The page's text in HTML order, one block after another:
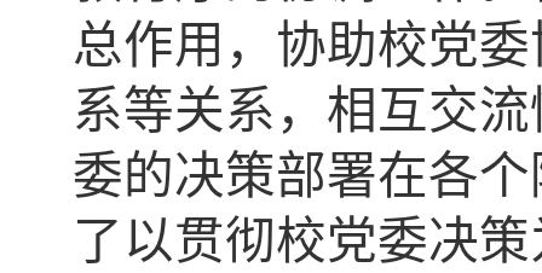
总作用，协助校党
系等关系，相互交
委的决策部署在各
了以贯彻校党委决